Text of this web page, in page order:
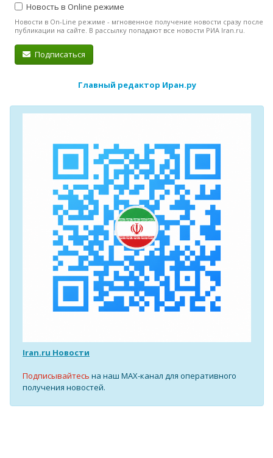
Новость в Online режиме
Новости в On-Line режиме - мгновенное получение новости сразу после
публикации на сайте. В рассылку попадают все новости РИА Iran.ru.
Подписаться
Главный редактор Иран.ру
Iran.ru Новости
Подписывайтесь на наш MAX-канал для оперативного
получения новостей.